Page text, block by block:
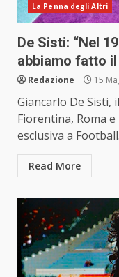
La Penna degli Altri
De Sisti: “Nel
abbiamo fatto
Redazione 15
Giancarlo De Sisti,
Fiorentina, Roma
esclusiva a
Read More